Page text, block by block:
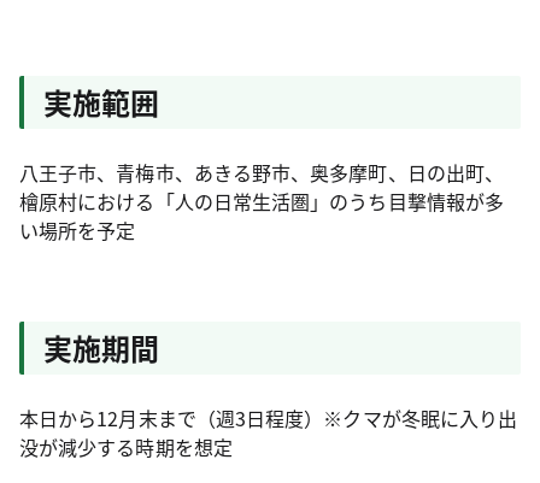
実施範囲
八王子市、青梅市、あきる野市、奥多摩町、日の出町、
檜原村における「人の日常生活圏」のうち目撃情報が多
い場所を予定
実施期間
本日から12月末まで（週3日程度）※クマが冬眠に入り出
没が減少する時期を想定